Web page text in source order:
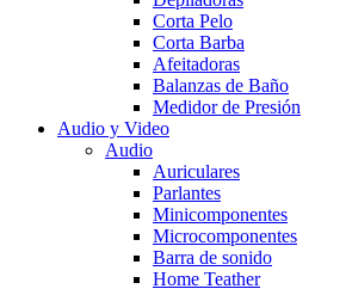
Corta Pelo
Corta Barba
Afeitadoras
Balanzas de Baño
Medidor de Presión
Audio y Video
Audio
Auriculares
Parlantes
Minicomponentes
Microcomponentes
Barra de sonido
Home Teather